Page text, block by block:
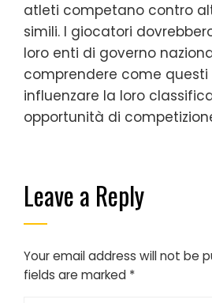
atleti competano contro
simili. I giocatori
loro enti di governo
comprendere come questi
influenzare la loro
opportunità di
Leave a Reply
Your email address will not be
fields are marked *